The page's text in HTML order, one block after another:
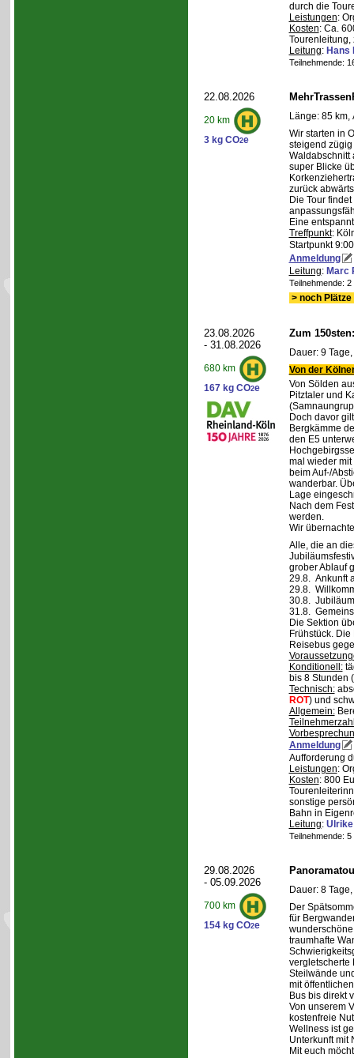
durch die
Leistungen:
Kosten: Ca.
Tourenleitung,
Leitung: Hans
Teilnehmende:
22.08.2026
20 km
3 kg CO2e
Länge: 85 km,
Wir starten in
steigend
Waldabschnitt
super Blicke
zurück
Die Tour
Eine
Treffpunkt:
Startpunkt
Anmeldung
Leitung: Marc
Teilnehmende:
> noch
23.08.2026
- 31.08.2026
680 km
167 kg CO2e
Zum
Dauer: 9
Von der
Von Sölden
Pitztaler und
Doch davor
Bergkämme
den E5
mal wieder
beim Auf-/
wanderbar.
Lage
Nach dem
werden.
Wir
Alle, die an
grober Ablauf
29.8. Ankunft
29.8.
30.8.
31.8.
Die Sektion
Frühstück.
Reisebus
Konditionell:
bis 8 Stunden
Technisch:
ROT) und
Allgemein:
Anmeldung
Aufforderung
Leistungen:
Kosten: 800
sonstige
Bahn in
Leitung:
Teilnehmende:
29.08.2026
- 05.09.2026
700 km
154 kg CO2e
Dauer: 8
Der
für
traumhafte
vergletscherte
Steilwände
mit
Bus bis direkt
Von unserem
kostenfreie
Wellness ist
Unterkunft mit
Mit euch